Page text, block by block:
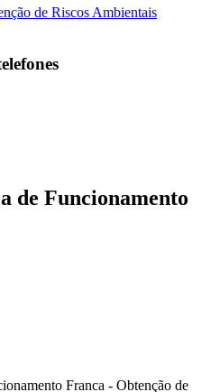
de Riscos Ambientais
de Funcionamento